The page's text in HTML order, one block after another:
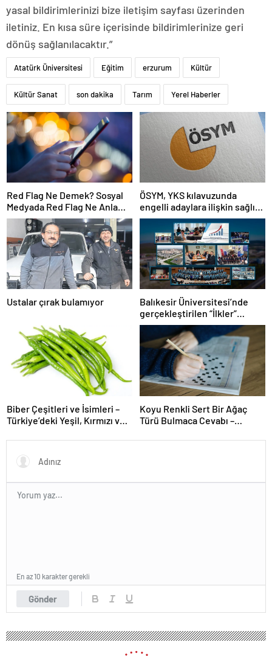
yasal bildirimlerinizi bize iletişim sayfası üzerinden
iletiniz. En kısa süre içerisinde bildirimlerinize geri
dönüş sağlanılacaktır.”
Atatürk Üniversitesi Eğitim erzurum Kültür
Kültür Sanat son dakika Tarım Yerel Haberler
Red Flag Ne Demek? Sosyal
Medyada Red Flag Ne Anlama
Gelir?
ÖSYM, YKS kılavuzunda
engelli adaylara ilişkin sağlık
şartlarını güncelledi
Ustalar çırak bulamıyor
Balıkesir Üniversitesi’nde
gerçekleştirilen “İlkler”
üniversitenin geleceğini
şekillendiriyor
Biber Çeşitleri ve İsimleri –
Türkiye’deki Yeşil, Kırmızı ve
Koyu Renkli Sert Bir Ağaç
Türü Bulmaca Cevabı –
Bir Ağaç Türü
Gönder
En az 10 karakter gerekli